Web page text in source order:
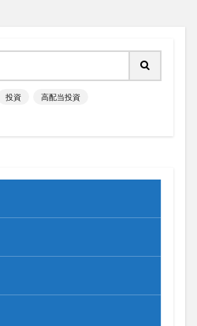
投資 高配当投資